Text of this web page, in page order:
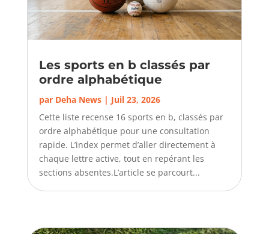
Les sports en b classés par
ordre alphabétique
par Deha News| Juil 23, 2026
Cette liste recense 16 sports en b, classés par
ordre alphabétique pour une consultation
rapide. L’index permet d’aller directement à
chaque lettre active, tout en repérant les
sections absentes.L’article se parcourt...